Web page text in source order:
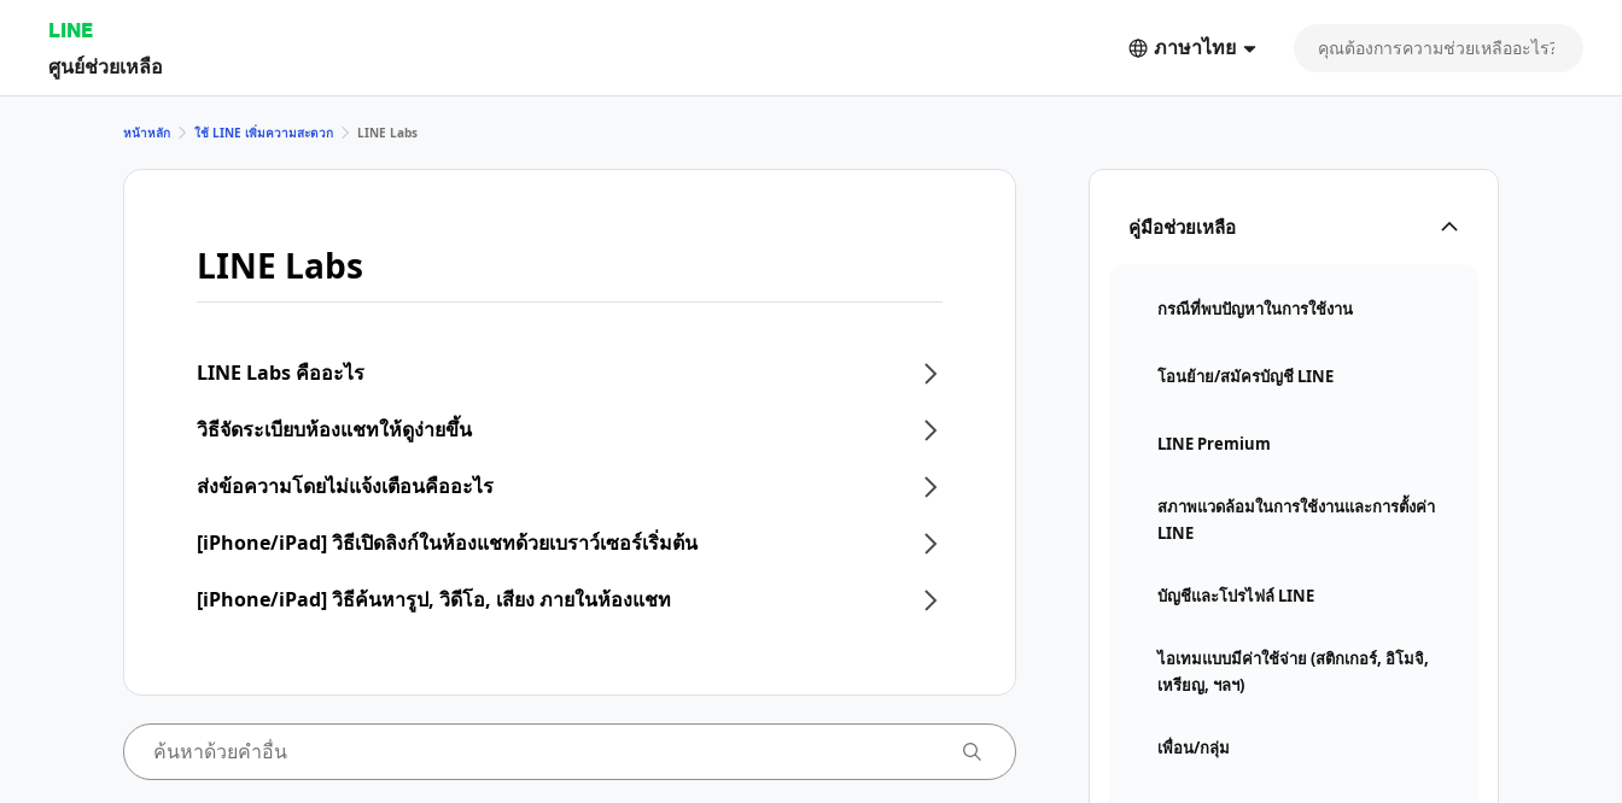
LINE
ศูนย์ช่วยเหลือ
ภาษาไทย
คู่มือช่วยเหลือ
กรณีที่พบปัญหาในการใช้งาน
โอนย้าย/สมัครบัญชี LINE
LINE Premium
สภาพแวดล้อมในการใช้งานและการตั้งค่า
LINE
บัญชีและโปรไฟล์ LINE
ไอเทมแบบมีค่าใช้จ่าย (สติกเกอร์, อิโมจิ,
เหรียญ, ฯลฯ)
เพื่อน/กลุ่ม
หน้าหลัก ใช้ LINE เพิ่มความสะดวก LINE Labs
LINE Labs
LINE Labs คืออะไร
วิธีจัดระเบียบห้องแชทให้ดูง่ายขึ้น
ส่งข้อความโดยไม่แจ้งเตือนคืออะไร
[iPhone/iPad] วิธีเปิดลิงก์ในห้องแชทด้วยเบราว์เซอร์เริ่มต้น
[iPhone/iPad] วิธีค้นหารูป, วิดีโอ, เสียง ภายในห้องแชท